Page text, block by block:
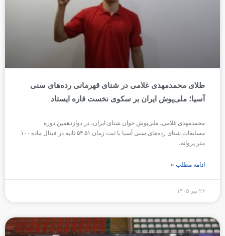
طلای محمدمهدی غلامی در شنای قهرمانی رده‌های سنی
آسیا؛ ملی‌پوش ایران بر سکوی نخست قاره ایستاد
محمدمهدی غلامی، ملی‌پوش جوان شنای ایران، در دوازدهمین دوره
مسابقات شنای رده‌های سنی آسیا با ثبت زمان ۵۴.۵۱ ثانیه در فینال ماده ۱۰۰
متر پروانه،
ادامه مطلب »
۲۶ تیر ۱۴۰۵